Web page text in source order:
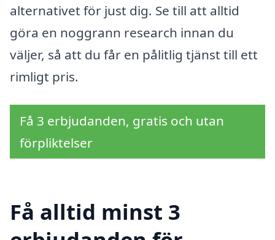
alternativet för just dig. Se till att alltid
göra en noggrann research innan du
väljer, så att du får en pålitlig tjänst till ett
rimligt pris.
Få 3 erbjudanden, gratis och utan
förpliktelser
Få alltid minst 3